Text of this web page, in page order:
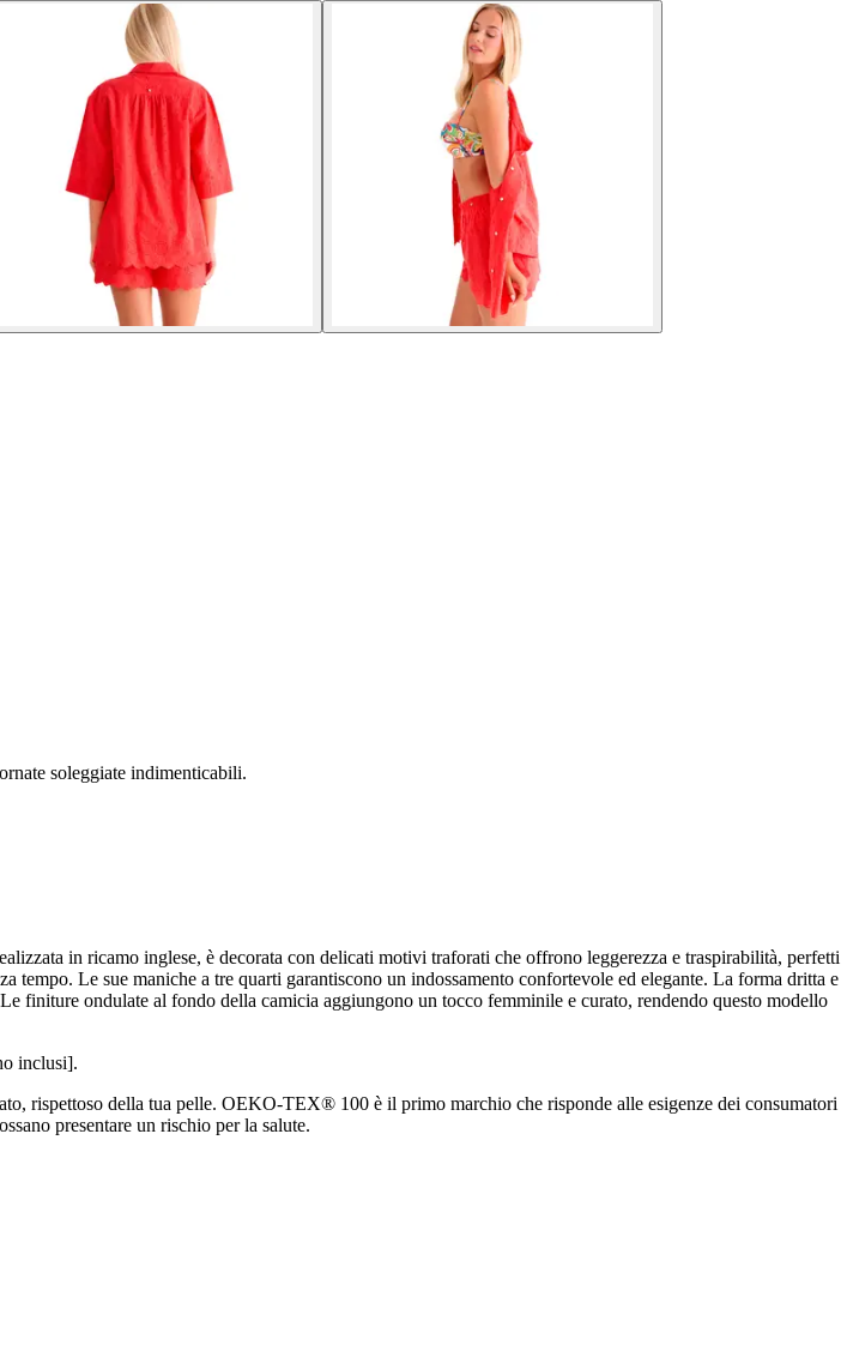
soleggiate indimenticabili.
in ricamo inglese, è decorata con delicati motivi traforati che offrono leggerezza e traspirabilità, perfetti
Le sue maniche a tre quarti garantiscono un indossamento confortevole ed elegante. La forma dritta e
finiture ondulate al fondo della camicia aggiungono un tocco femminile e curato, rendendo questo modello
inclusi].
rispettoso della tua pelle. OEKO-TEX® 100 è il primo marchio che risponde alle esigenze dei consumatori
presentare un rischio per la salute.